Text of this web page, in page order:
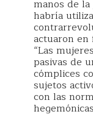
manos de
habría
actuaron en
“Las
pasivas de
cómplices
sujetos
con las